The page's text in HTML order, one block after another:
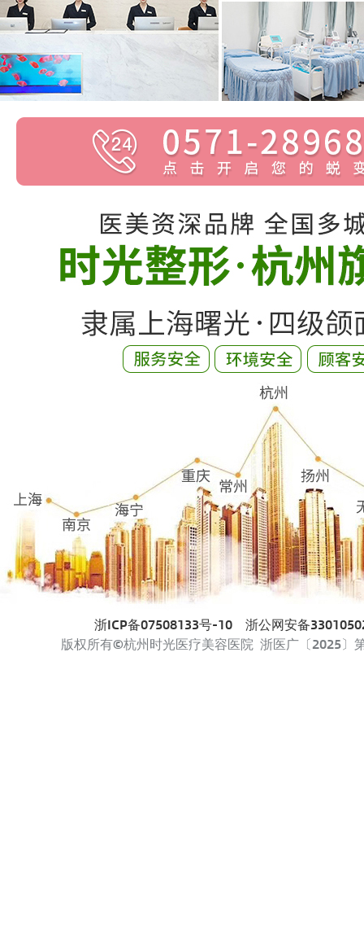
浙ICP备07508133号-10
浙公网安备
版权所有©杭州时光医疗美容医院 浙医广〔2025〕